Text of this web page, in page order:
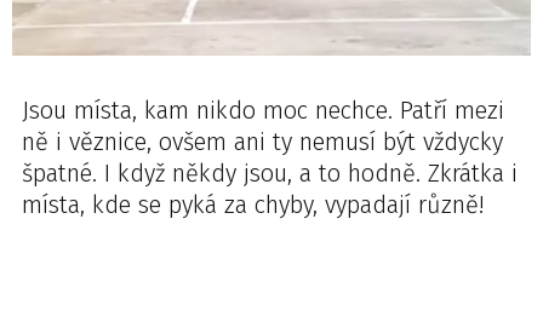
Jsou místa, kam nikdo moc nechce. Patří mezi
ně i věznice, ovšem ani ty nemusí být vždycky
špatné. I když někdy jsou, a to hodně. Zkrátka i
místa, kde se pyká za chyby, vypadají různě!